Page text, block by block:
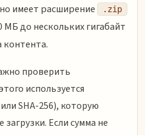
имеет расширение
.zip
МБ до нескольких гигабайт
контента.
проверить
используется
SHA-256), которую
Если сумма не